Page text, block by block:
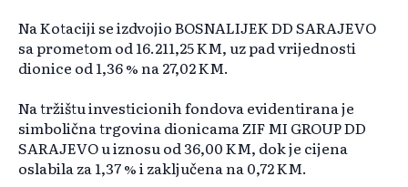
Na Kotaciji se izdvojio BOSNALIJEK DD SARAJEVO
sa prometom od 16.211,25 KM, uz pad vrijednosti
dionice od 1,36 % na 27,02 KM.
Na tržištu investicionih fondova evidentirana je
simbolična trgovina dionicama ZIF MI GROUP DD
SARAJEVO u iznosu od 36,00 KM, dok je cijena
oslabila za 1,37 % i zaključena na 0,72 KM.